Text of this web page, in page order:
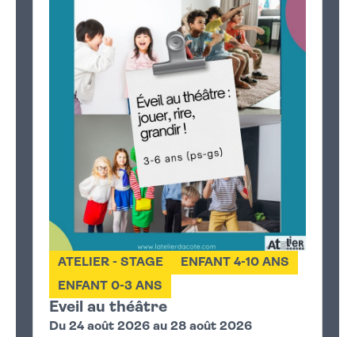
Eveil au théâtre
ATELIER - STAGE
ENFANT 4-10 ANS
ENFANT 0-3 ANS
Du 24 août 2026 au 28 août 2026